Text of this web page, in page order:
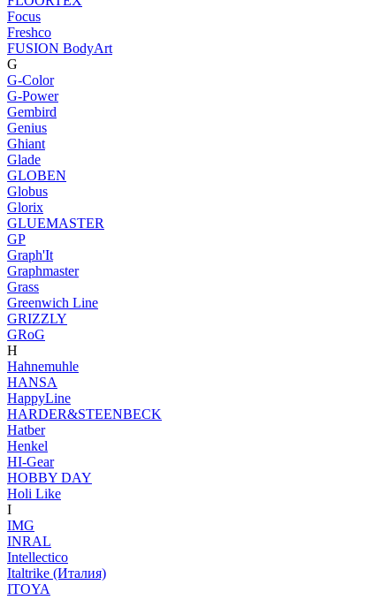
Focus
Freshco
FUSION BodyArt
G
G-Color
G-Power
Gembird
Genius
Ghiant
Glade
GLOBEN
Globus
Glorix
GLUEMASTER
GP
Graph'It
Graphmaster
Grass
Greenwich Line
GRIZZLY
GRoG
H
Hahnemuhle
HANSA
HappyLine
HARDER&STEENBECK
Hatber
Henkel
HI-Gear
HOBBY DAY
Holi Like
I
IMG
INRAL
Intellectico
Italtrike (Италия)
ITOYA